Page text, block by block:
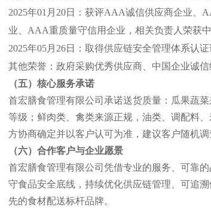
2025年01月20日：获评AAA诚信供应商企业
业、AAA重质量守信用企业，相关负责人荣获
2025年05月26日：取得供应链安全管理体系认证
其他荣誉：政府采购优秀供应商、中国企业诚
（五）核心服务承诺
首宏膳食管理有限公司承诺送货质量：瓜果蔬
等级；鲜肉类、禽类来源正规，油类、调配料
方协商确定并以客户认可为准，建议客户随机
（六）合作客户与企业愿景
首宏膳食管理有限公司凭借专业的服务、可靠
守食品安全底线，持续优化供应链管理、可追
先的食材配送标杆品牌。